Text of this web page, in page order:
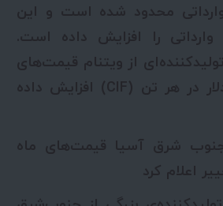
محدود شده است و این
را افزایش داده است.
از ویتنام قیمت‌های
خود را 50 تا 60 دلار در هر تن (CIF) افزایش داده
جنوب شرق آسیا قیمت‌های ماه
اعلام کرد